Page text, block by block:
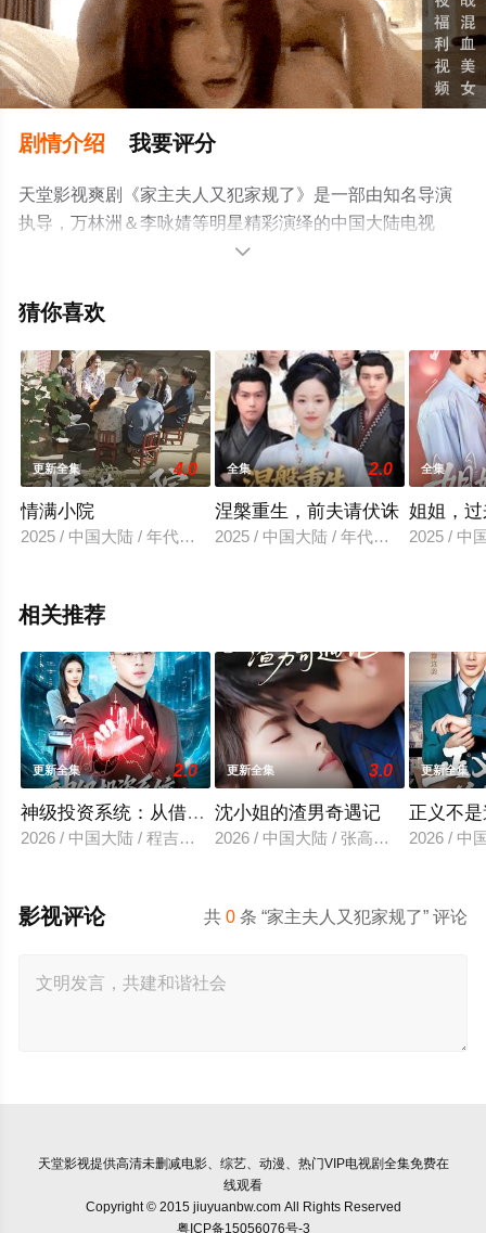
剧情介绍 我要评分
天堂影视爽剧《家主夫人又犯家规了》是一部由知名导演
执导，万林洲＆李咏婧等明星精彩演绎的中国大陆电视
剧，大结局剧情已揭晓（更新全集），手机免费观看高清
可移步至豆瓣电视剧、电视猫或剧情网等平台了解。

猜你喜欢
更新全集 4.0
情满小院
2025 / 中国大陆 / 年代穿越
全集 2.0
涅槃重生，前夫请伏诛
2025 / 中国大陆 / 年代穿越
全集
姐姐，
2025 / 中
相关推荐
更新全集 2.0
神级投资系统：从借钱失败到逆风翻盘
2026 / 中国大陆 / 程吉东＆张家嘉
更新全集 3.0
沈小姐的渣男奇遇记
2026 / 中国大陆 / 张高青＆湛湘
更新全集
正义不
2026 / 中
共0 条 “家主夫人又犯家规了” 评论
影视评论
天堂影视提供高清未删减电影、综艺、动漫、热门VIP电视剧全集免费在
线观看
Copyright © 2015 jiuyuanbw.com All Rights Reserved
粤ICP备15056076号-3